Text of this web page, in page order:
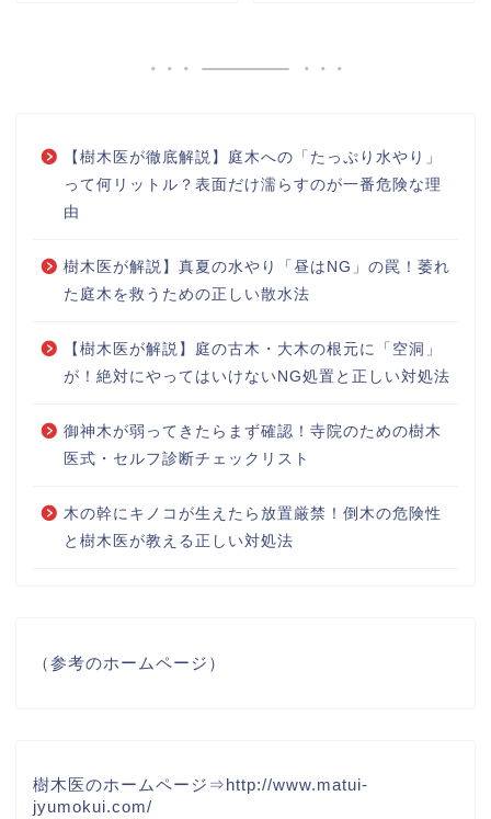
【樹木医が徹底解説】庭木への「たっぷり水やり」
って何リットル？表面だけ濡らすのが一番危険な理
由
樹木医が解説】真夏の水やり「昼はNG」の罠！萎れ
た庭木を救うための正しい散水法
【樹木医が解説】庭の古木・大木の根元に「空洞」
が！絶対にやってはいけないNG処置と正しい対処法
御神木が弱ってきたらまず確認！寺院のための樹木
医式・セルフ診断チェックリスト
木の幹にキノコが生えたら放置厳禁！倒木の危険性
と樹木医が教える正しい対処法
（参考のホームページ）
樹木医のホームページ⇒http://www.matui-
jyumokui.com/